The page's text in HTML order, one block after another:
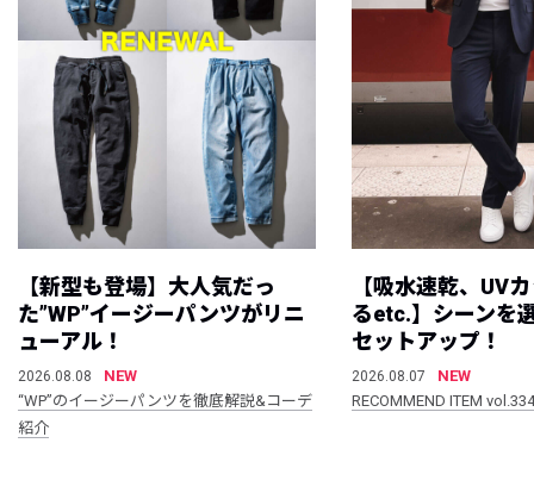
【新型も登場】大人気だっ
た”WP”イージーパンツがリニ
ューアル！
2026.08.08
NEW
“WP”のイージーパンツを徹底解説&コーデ
紹介
【吸水速乾、UV
るetc.】シーンを
セットアップ！
2026.08.07
NEW
RECOMMEND ITEM vol.334